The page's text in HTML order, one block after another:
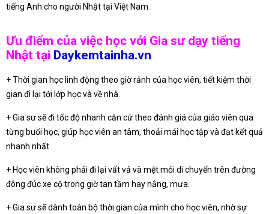
tiếng Anh cho người Nhật tại Việt Nam.
Ưu điểm của việc học với Gia sư dạy tiếng
Nhật tại Daykemtainha.vn
+ Thời gian học linh động theo giờ rảnh của học viên, tiết kiệm thời
gian đi lại tới lớp học và về nhà.
+ Gia sư sẽ đi tốc độ nhanh căn cứ theo đánh giá của giáo viên qua
từng buổi học, giúp học viên an tâm, thoải mái học tập và đạt kết quả
nhanh nhất.
+ Học viên không phải đi lại vất vả và mệt mỏi di chuyển trên đường
đông đúc xe cộ trong giờ tan tầm hay nắng, mưa.
+ Gia sư sẽ dành toàn bộ thời gian của mình cho học viên, nhờ sự